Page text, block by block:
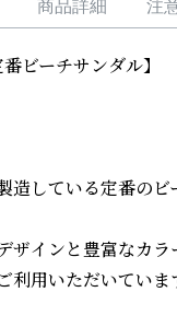
商品詳細 注
ビーチサンダル】
造している定番のビ
ザインと豊富なカラ
利用いただいていま